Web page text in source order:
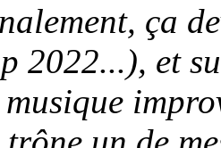
ça
2022...), et